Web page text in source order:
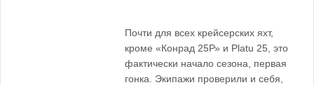
Почти для всех крейсерских яхт,
кроме «Конрад 25Р» и Platu 25, это
фактически начало сезона, первая
гонка. Экипажи проверили и себя,